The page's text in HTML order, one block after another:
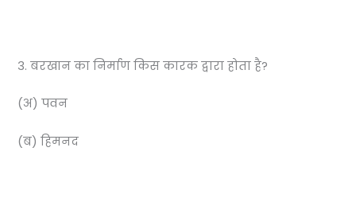
3. बरखान का निर्माण किस कारक द्वारा होता है?
(अ) पवन
(ब) हिमनद